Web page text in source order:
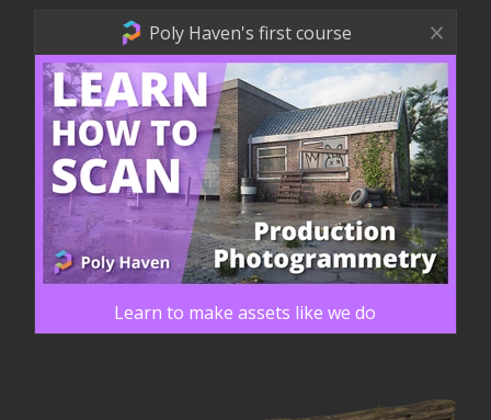
Poly Haven's first course
Learn to make assets like we do